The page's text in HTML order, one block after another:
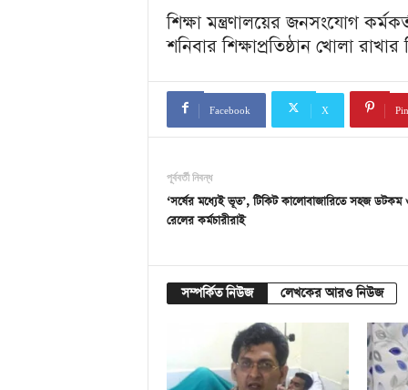
শিক্ষা মন্ত্রণালয়ের জনসংযোগ
শনিবার শিক্ষাপ্রতিষ্ঠান খোলা
Facebook X
পূর্ববর্তী নিবন্ধ
‘সর্ষের মধ্যেই ভূত’, টিকিট কালোবাজারিতে সহজ ডটকম
রেলের কর্মচারীরাই
সম্পর্কিত নিউজ লেখকের আরও নিউজ